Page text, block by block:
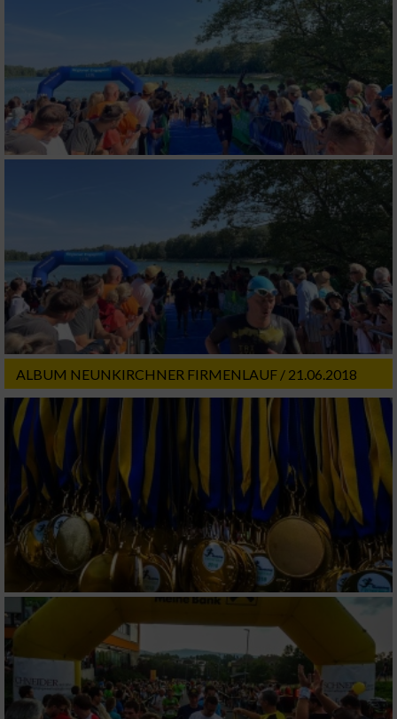
ALBUM NEUNKIRCHNER FIRMENLAUF / 21.06.2018